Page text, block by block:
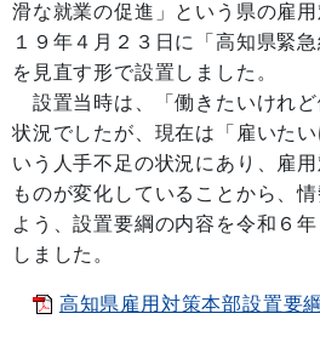
滑な就業の促進」という県の雇
１９年４月２３日に「高知県緊
を見直す形で設置しました。
設置当時は、「働きたいけれど
状況でしたが、現在は「雇いた
いう人手不足の状況にあり、雇
ものが変化していることから、
よう、設置要綱の内容を令和６
しました。
高知県雇用対策本部設置要